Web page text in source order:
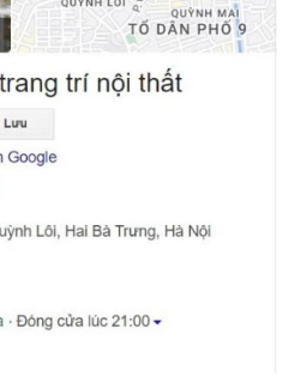
không gian xe của bạn
và đầy đủ tiện nghi.
Các Phụ Kiện Khác
có thiết kế đơn giản nhưng
hợp với nhiều món
hợp nó với các phụ kiện
sàn
gương trang
gian nội thất ô tô hài hòa
là một món đồ trang trí
ai yêu thích sự sang